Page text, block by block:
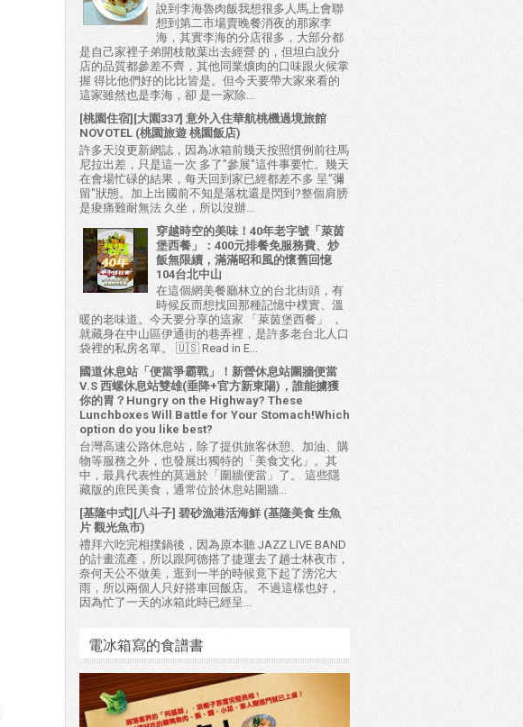
說到李海魯肉飯我想很多人馬上會聯
想到第二市場賣晚餐消夜的那家李
海，其實李海的分店很多，大部分都
是自己家裡子弟開枝散葉出去經營 的，但坦白說分
店的品質都參差不齊，其他同業爌肉的口味跟火候掌
握 得比他們好的比比皆是。但今天要帶大家來看的
這家雖然也是李海，卻 是一家除...
[桃園住宿][大園337] 意外入住華航桃機過境旅館
NOVOTEL (桃園旅遊 桃園飯店)
許多天沒更新網誌，因為冰箱前幾天按照慣例前往馬
尼拉出差，只是這一次 多了"參展"這件事要忙。幾天
在會場忙碌的結果，每天回到家已經都差不多 呈"彌
留"狀態。加上出國前不知是落枕還是閃到?整個肩膀
是痠痛難耐無法 久坐，所以沒辦...
穿越時空的美味！40年老字號「萊茵
堡西餐」：400元排餐免服務費、炒
飯無限續，滿滿昭和風的懷舊回憶
104台北中山
在這個網美餐廳林立的台北街頭，有
時候反而想找回那種記憶中樸實、溫
暖的老味道。今天要分享的這家 「萊茵堡西餐」 ，
就藏身在中山區伊通街的巷弄裡，是許多老台北人口
袋裡的私房名單。 🇺🇸 Read in E...
國道休息站「便當爭霸戰」！新營休息站圍牆便當
V.S 西螺休息站雙雄(垂降+官方新東陽)，誰能擄獲
你的胃？Hungry on the Highway? These
Lunchboxes Will Battle for Your Stomach!Which
option do you like best?
台灣高速公路休息站，除了提供旅客休憩、加油、購
物等服務之外，也發展出獨特的「美食文化」。其
中，最具代表性的莫過於「圍牆便當」了。 這些隱
藏版的庶民美食，通常位於休息站圍牆...
[基隆中式][八斗子] 碧砂漁港活海鮮 (基隆美食 生魚
片 觀光魚市)
禮拜六吃完相撲鍋後，因為原本聽 JAZZ LIVE BAND
的計畫流產，所以跟阿德搭了捷運去了趟士林夜市，
奈何天公不做美，逛到一半的時候竟下起了滂沱大
雨，所以兩個人只好搭車回飯店。 不過這樣也好，
因為忙了一天的冰箱此時已經呈...
電冰箱寫的食譜書